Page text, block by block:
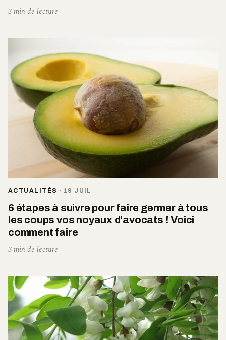
3 min de lecture
ACTUALITÉS · 19 JUIL
6 étapes à suivre pour faire germer à tous
les coups vos noyaux d’avocats ! Voici
comment faire
3 min de lecture